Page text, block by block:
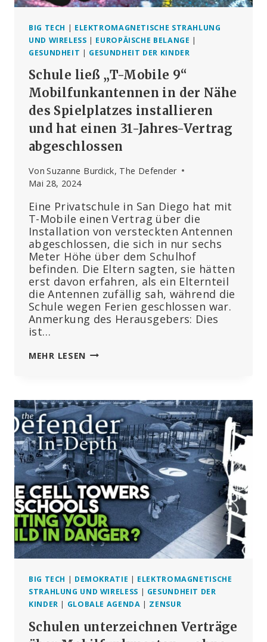
BIG TECH | ELEKTROMAGNETISCHE STRAHLUNG
UND WIRELESS | EUROPÄISCHE BELANGE |
GESUNDHEIT | GESUNDHEIT DER KINDER
Schule ließ „T-Mobile 9“
Mobilfunkantennen in der Nähe
des Spielplatzes installieren
und hat einen 31-Jahres-Vertrag
abgeschlossen
Von Suzanne Burdick, The Defender
Mai 28, 2024
Eine Privatschule in San Diego hat mit
T-Mobile einen Vertrag über die
Installation von versteckten Antennen
abgeschlossen, die sich in nur sechs
Meter Höhe über dem Schulhof
befinden. Die Eltern sagten, sie hätten
erst davon erfahren, als ein Elternteil
die Antennen zufällig sah, während die
Schule wegen Ferien geschlossen war.
Anmerkung des Herausgebers: Dies
ist…
MEHR LESEN SCHULE
“ M
OBILFUNKANTENNEN I
N D
ER N
ÄHE D
ES S
PIELPLATZES I
NSTALLIEREN U
ND H
AT E
INEN 3
1-J
AHRES-V
BGESCHLOSSEN
BIG TECH | DEMOKRATIE | ELEKTROMAGNETISCHE
STRAHLUNG UND WIRELESS | GESUNDHEIT DER
KINDER | GLOBALE AGENDA | ZENSUR
Schulen unterzeichnen Verträge